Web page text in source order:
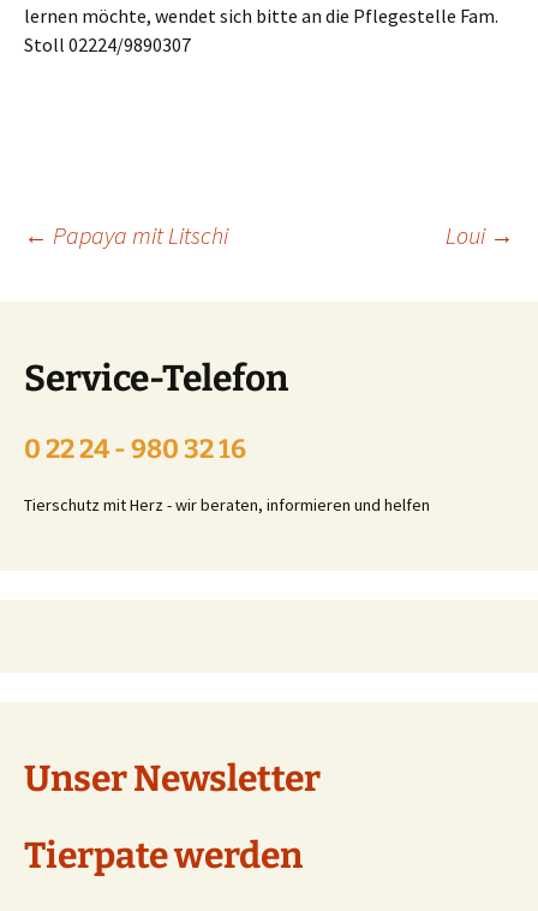
lernen möchte, wendet sich bitte an die Pflegestelle Fam.
Stoll 02224/9890307
Beitragsnavigation
← Papaya mit Litschi Loui →
Service-Telefon
0 22 24 - 980 32 16
Tierschutz mit Herz - wir beraten, informieren und helfen
Unser Newsletter
Tierpate werden